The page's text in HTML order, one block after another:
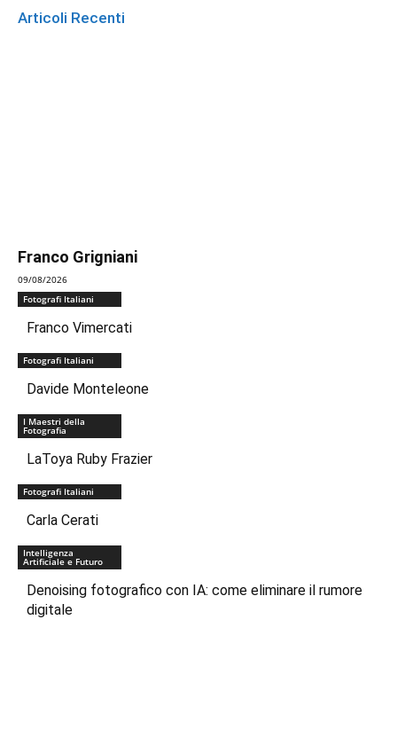
Articoli Recenti
Franco Grigniani
09/08/2026
Fotografi Italiani
Franco Vimercati
Fotografi Italiani
Davide Monteleone
I Maestri della
Fotografia
LaToya Ruby Frazier
Fotografi Italiani
Carla Cerati
Intelligenza
Artificiale e Futuro
Denoising fotografico con IA: come eliminare il rumore
digitale